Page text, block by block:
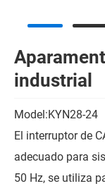
industrial
Model:KYN28-24
El interruptor de
adecuado para
50 Hz, se utiliza